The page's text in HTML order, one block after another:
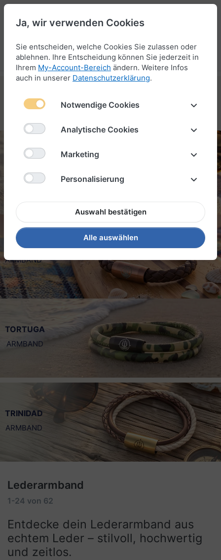
Menü Anmelden Vergleichen Wunschliste Warenkorb
LEDER-ARMBÄNDER ENTDECKEN
SYLT
ARMBAND
MADEIRA
ARMBAND
TORTUGA
ARMBAND
TRINIDAD
ARMBAND
Lederarmband
1-24 von 62
Entdecke dein Lederarmband aus
echtem Leder – stilvoll, hochwertig
und zeitlos.
Ja, wir verwenden Cookies
Sie entscheiden, welche Cookies Sie zulassen oder
ablehnen. Ihre Entscheidung können Sie jederzeit in
Ihrem My-Account-Bereich ändern. Weitere Infos
auch in unserer Datenschutzerklärung.
Notwendige Cookies
Analytische Cookies
Marketing
Personalisierung
Auswahl bestätigen
Alle auswählen